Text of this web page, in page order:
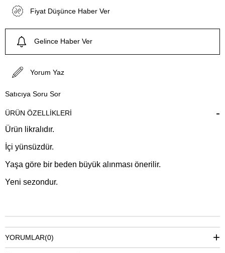
Fiyat Düşünce Haber Ver
Gelince Haber Ver
Yorum Yaz
Satıcıya Soru Sor
ÜRÜN ÖZELLIKLERI
Ürün likralıdır.
İçi yünsüzdür.
Yaşa göre bir beden büyük alınması önerilir.
Yeni sezondur.
YORUMLAR(0)